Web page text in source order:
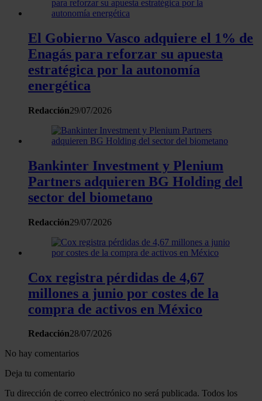
analizar el tráfico. Además, compartimos información sobre
uso que haga del sitio web con nuestros partners de redes
sociales, publicidad y análisis web, quienes pueden
con otra información que les haya proporcionado o que
recopilado a partir del uso que haya hecho de sus servicios.
El Gobierno Vasco adquiere el 1% de
Enagás para reforzar su apuesta
estratégica por la autonomía
energética
Redacción29/07/2026
Bankinter Investment y Plenium
Partners adquieren BG Holding del
sector del biometano
Redacción29/07/2026
Cox registra pérdidas de 4,67
millones a junio por costes de la
compra de activos en México
Redacción28/07/2026
No hay comentarios
Deja tu comentario
Tu dirección de correo electrónico no será publicada. Todos los